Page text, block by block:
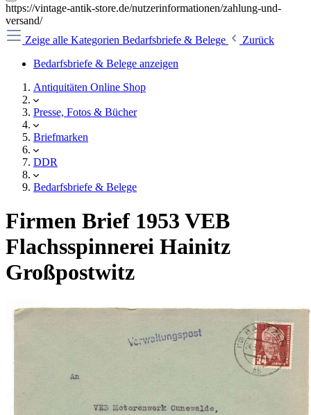
https://vintage-antik-store.de/nutzerinformationen/zahlung-und-
versand/
Zeige alle Kategorien Bedarfsbriefe & Belege
Zurück
Bedarfsbriefe & Belege anzeigen
Antiquitäten Online Shop
Presse, Fotos & Bücher
Briefmarken
DDR
Bedarfsbriefe & Belege
Firmen Brief 1953 VEB
Flachsspinnerei Hainitz
Großpostwitz